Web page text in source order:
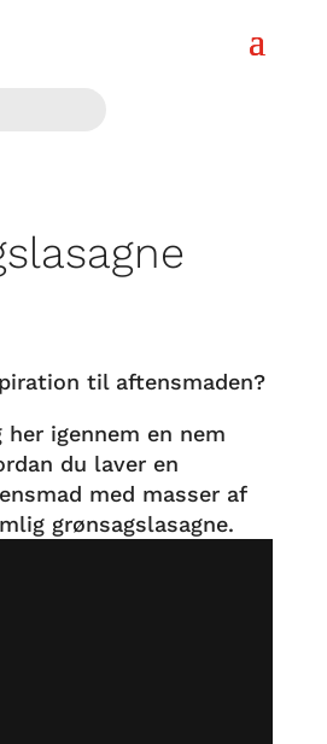
til aftensmaden?
her igennem en nem
du laver en
med masser af
grønsagslasagne.